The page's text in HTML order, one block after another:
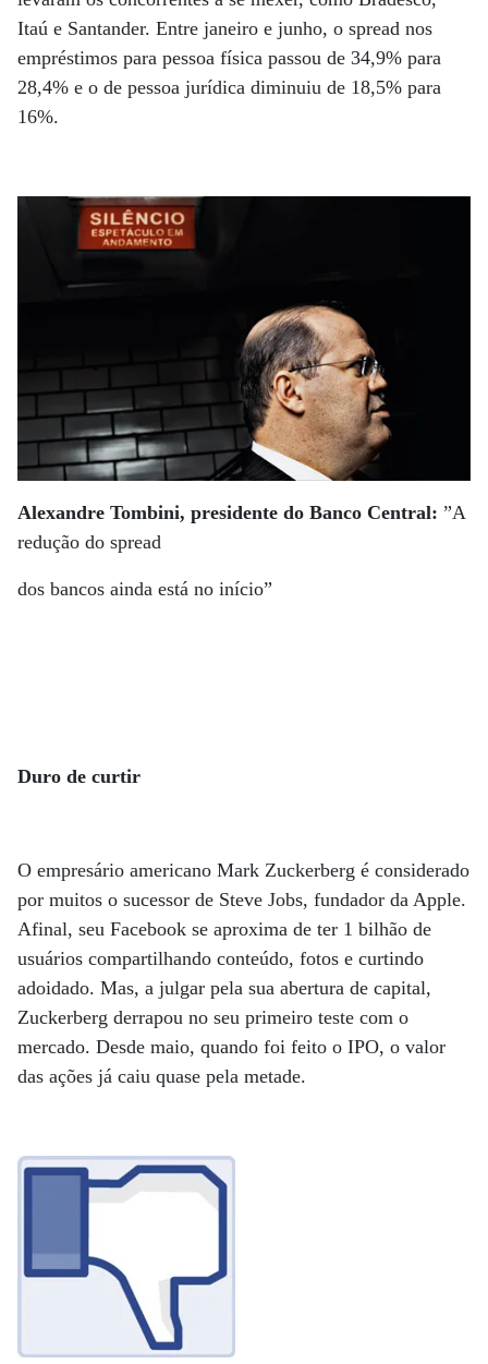
Itaú e Santander. Entre janeiro e junho, o spread nos
empréstimos para pessoa física passou de 34,9% para
28,4% e o de pessoa jurídica diminuiu de 18,5% para
16%.
Alexandre Tombini, presidente do Banco Central: ”A
redução do spread
dos bancos ainda está no início”
Duro de curtir
O empresário americano Mark Zuckerberg é considerado
por muitos o sucessor de Steve Jobs, fundador da Apple.
Afinal, seu Facebook se aproxima de ter 1 bilhão de
usuários compartilhando conteúdo, fotos e curtindo
adoidado. Mas, a julgar pela sua abertura de capital,
Zuckerberg derrapou no seu primeiro teste com o
mercado. Desde maio, quando foi feito o IPO, o valor
das ações já caiu quase pela metade.